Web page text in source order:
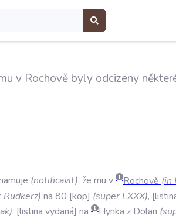
v Rochově byly odcizeny
(notificavit), že mu v Rochově (in
Rudkerz) na 80 kop (super LXXX),
), listina vydaná na Hynka z Dolan (